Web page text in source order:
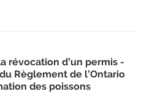
révocation d’un permis -
Règlement de l’Ontario
des poissons